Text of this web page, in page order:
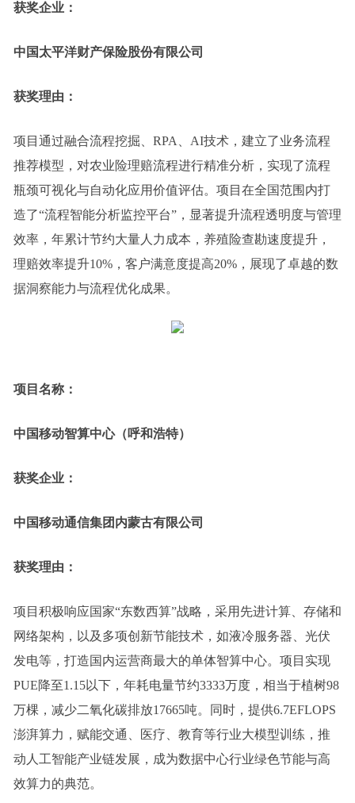
获奖企业：
中国太平洋财产保险股份有限公司
获奖理由：
项目通过融合流程挖掘、RPA、AI技术，建立了业务流程
推荐模型，对农业险理赔流程进行精准分析，实现了流程
瓶颈可视化与自动化应用价值评估。项目在全国范围内打
造了“流程智能分析监控平台”，显著提升流程透明度与管理
效率，年累计节约大量人力成本，养殖险查勘速度提升，
理赔效率提升10%，客户满意度提高20%，展现了卓越的数
据洞察能力与流程优化成果。
项目名称：
中国移动智算中心（呼和浩特）
获奖企业：
中国移动通信集团内蒙古有限公司
获奖理由：
项目积极响应国家“东数西算”战略，采用先进计算、存储和
网络架构，以及多项创新节能技术，如液冷服务器、光伏
发电等，打造国内运营商最大的单体智算中心。项目实现
PUE降至1.15以下，年耗电量节约3333万度，相当于植树98
万棵，减少二氧化碳排放17665吨。同时，提供6.7EFLOPS
澎湃算力，赋能交通、医疗、教育等行业大模型训练，推
动人工智能产业链发展，成为数据中心行业绿色节能与高
效算力的典范。